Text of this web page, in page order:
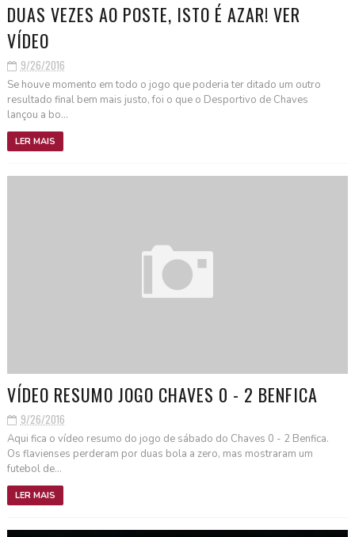
DUAS VEZES AO POSTE, ISTO É AZAR! VER
VÍDEO
9/26/2016
Se houve momento em todo o jogo que poderia ter ditado um outro
resultado final bem mais justo, foi o que o Desportivo de Chaves
lançou a bo...
LER MAIS
VÍDEO RESUMO JOGO CHAVES 0 - 2 BENFICA
9/26/2016
Aqui fica o vídeo resumo do jogo de sábado do Chaves 0 - 2 Benfica.
Os flavienses perderam por duas bola a zero, mas mostraram um
futebol de...
LER MAIS